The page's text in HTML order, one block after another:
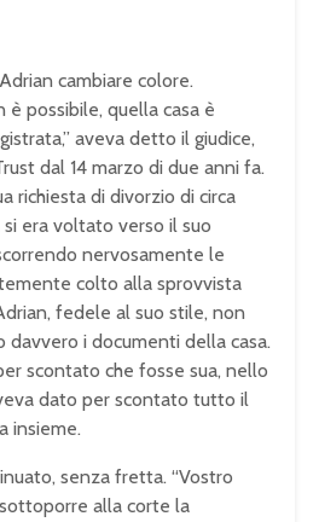
Adrian cambiare colore.
è possibile, quella casa è
aveva detto il giudice,
dal 14 marzo di due anni fa.
richiesta di divorzio di circa
era voltato verso il suo
nervosamente le
colto alla sprovvista
fedele al suo stile, non
davvero i documenti della casa.
scontato che fosse sua, nello
dato per scontato tutto il
insieme.
senza fretta. “Vostro
alla corte la